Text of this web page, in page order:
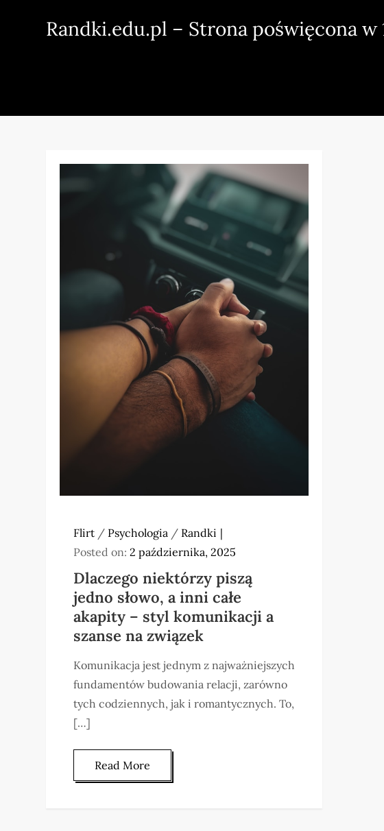
Randki.edu.pl – Strona poświęcona
Flirt / Psychologia / Randki
Posted on:2 października, 2025
Dlaczego niektórzy piszą
jedno słowo, a inni całe
akapity – styl komunikacji a
szanse na związek
Komunikacja jest jednym z najważniejszych
fundamentów budowania relacji, zarówno
tych codziennych, jak i romantycznych. To,
[…]
Read More